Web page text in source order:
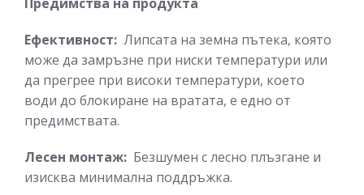
Ефективност: Липсата на земна пътека, която
може да замръзне при ниски температури или
да прегрее при високи температури, което
води до блокиране на вратата, е едно от
предимствата.
Лесен монтаж: Безшумен с лесно плъзгане и
изисква минимална поддръжка.